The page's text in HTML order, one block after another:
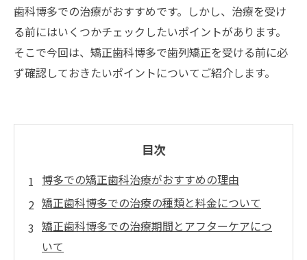
歯科博多での治療がおすすめです。しかし、治療を受け
る前にはいくつかチェックしたいポイントがあります。
そこで今回は、矯正歯科博多で歯列矯正を受ける前に必
ず確認しておきたいポイントについてご紹介します。
目次
博多での矯正歯科治療がおすすめの理由
矯正歯科博多での治療の種類と料金について
矯正歯科博多での治療期間とアフターケアにつ
いて